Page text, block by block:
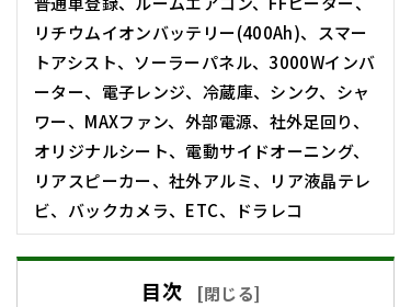
リチウムイオンバッテリー(400Ah)、スマー
トアシスト、ソーラーパネル、3000Wインバ
ーター、電子レンジ、冷蔵庫、シンク、シャ
ワー、MAXファン、外部電源、社外足回り、
オリジナルシート、電動サイドオーニング、
リアスピーカー、社外アルミ、リア液晶テレ
ビ、バックカメラ、ETC、ドラレコ
目次 [閉じる]